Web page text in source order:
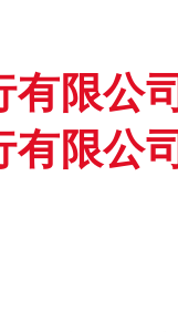
有限公
有限公